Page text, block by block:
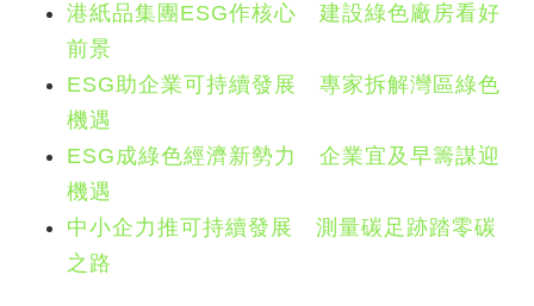
港紙品集團ESG作核心 建設綠色廠房看好
前景
ESG助企業可持續發展 專家拆解灣區綠色
機遇
ESG成綠色經濟新勢力 企業宜及早籌謀迎
機遇
中小企力推可持續發展 測量碳足跡踏零碳
之路